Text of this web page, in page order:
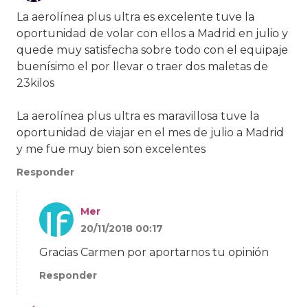
La aerolínea plus ultra es excelente tuve la
oportunidad de volar con ellos a Madrid en julio y
quede muy satisfecha sobre todo con el equipaje
buenísimo el por llevar o traer dos maletas de
23kilos
La aerolínea plus ultra es maravillosa tuve la
oportunidad de viajar en el mes de julio a Madrid
y me fue muy bien son excelentes
Responder
Mer
20/11/2018 00:17
Gracias Carmen por aportarnos tu opinión
Responder